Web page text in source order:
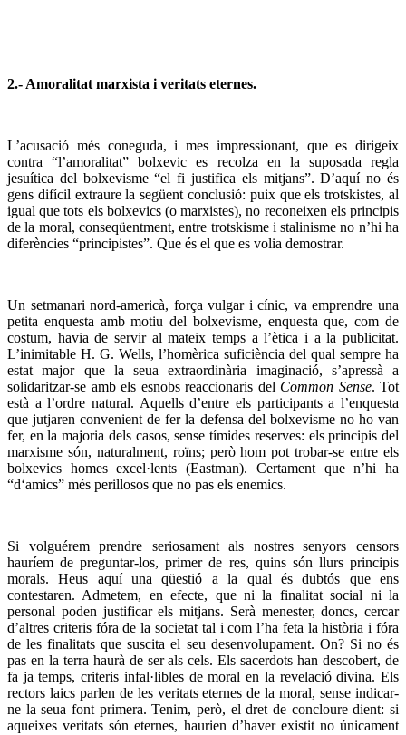
2.- Amoralitat marxista i veritats eternes.
L’acusació més coneguda, i mes impressionant, que es dirigeix
contra “l’amoralitat” bolxevic es recolza en la suposada regla
jesuítica del bolxevisme “el fi justifica els mitjans”. D’aquí no és
gens difícil extraure la següent conclusió: puix que els trotskistes, al
igual que tots els bolxevics (o marxistes), no reconeixen els principis
de la moral, conseqüentment, entre trotskisme i stalinisme no n’hi ha
diferències “principistes”. Que és el que es volia demostrar.
Un setmanari nord-americà, força vulgar i cínic, va emprendre una
petita enquesta amb motiu del bolxevisme, enquesta que, com de
costum, havia de servir al mateix temps a l’ètica i a la publicitat.
L’inimitable H. G. Wells, l’homèrica suficiència del qual sempre ha
estat major que la seua extraordinària imaginació, s’apressà a
solidaritzar-se amb els esnobs reaccionaris del Common Sense. Tot
està a l’ordre natural. Aquells d’entre els participants a l’enquesta
que jutjaren convenient de fer la defensa del bolxevisme no ho van
fer, en la majoria dels casos, sense tímides reserves: els principis del
marxisme són, naturalment, roïns; però hom pot trobar-se entre els
bolxevics homes excel·lents (Eastman). Certament que n’hi ha
“d‘amics” més perillosos que no pas els enemics.
Si volguérem prendre seriosament als nostres senyors censors
hauríem de preguntar-los, primer de res, quins són llurs principis
morals. Heus aquí una qüestió a la qual és dubtós que ens
contestaren. Admetem, en efecte, que ni la finalitat social ni la
personal poden justificar els mitjans. Serà menester, doncs, cercar
d’altres criteris fóra de la societat tal i com l’ha feta la història i fóra
de les finalitats que suscita el seu desenvolupament. On? Si no és
pas en la terra haurà de ser als cels. Els sacerdots han descobert, de
fa ja temps, criteris infal·libles de moral en la revelació divina. Els
rectors laics parlen de les veritats eternes de la moral, sense indicar-
ne la seua font primera. Tenim, però, el dret de concloure dient: si
aqueixes veritats són eternes, haurien d’haver existit no únicament